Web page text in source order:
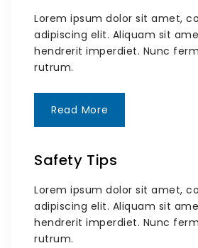
Lorem ipsum dolor sit amet,
adipiscing elit. Aliquam sit
hendrerit imperdiet. Nunc
rutrum.
Read More
Safety Tips
Lorem ipsum dolor sit amet,
adipiscing elit. Aliquam sit
hendrerit imperdiet. Nunc
rutrum.